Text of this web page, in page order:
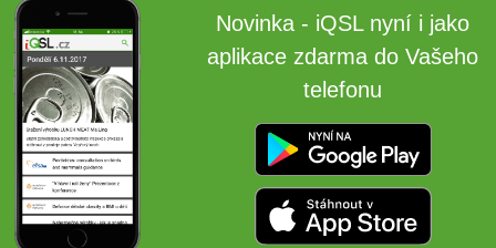
Novinka - iQSL nyní i jako
aplikace zdarma do Vašeho
telefonu